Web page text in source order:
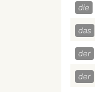
die
das
der
der